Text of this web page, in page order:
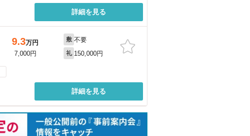
詳細を見る
9.3万円
7,000円
敷 不要
礼 150,000円
詳細を見る